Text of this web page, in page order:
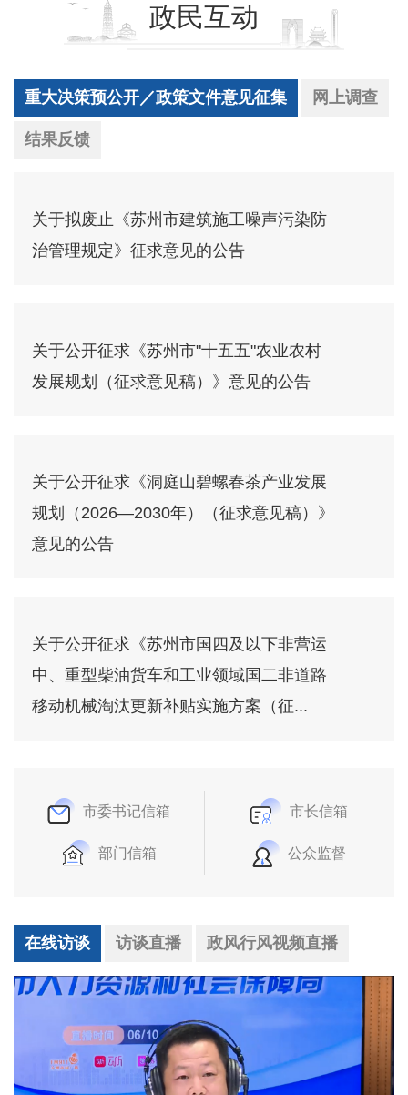
政民互动
重大决策预公开／政策文件意见征集 网上调查
结果反馈
关于拟废止《苏州市建筑施工噪声污染防
治管理规定》征求意见的公告
关于公开征求《苏州市"十五五"农业农村
发展规划（征求意见稿）》意见的公告
关于公开征求《洞庭山碧螺春茶产业发展
规划（2026—2030年）（征求意见稿）》
意见的公告
关于公开征求《苏州市国四及以下非营运
中、重型柴油货车和工业领域国二非道路
移动机械淘汰更新补贴实施方案（征...
市委书记信箱 市长信箱
部门信箱 公众监督
在线访谈 访谈直播 政风行风视频直播